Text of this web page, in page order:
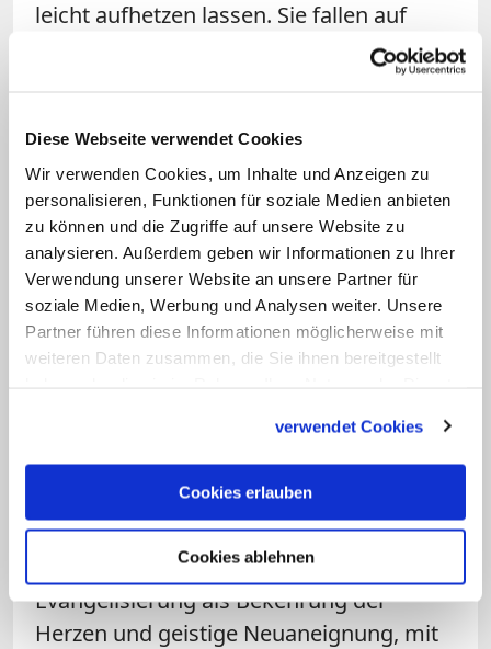
Diese Webseite verwendet Cookies
Wir verwenden Cookies, um Inhalte und Anzeigen zu
personalisieren, Funktionen für soziale Medien anbieten
zu können und die Zugriffe auf unsere Website zu
analysieren. Außerdem geben wir Informationen zu Ihrer
Verwendung unserer Website an unsere Partner für
soziale Medien, Werbung und Analysen weiter. Unsere
Partner führen diese Informationen möglicherweise mit
weiteren Daten zusammen, die Sie ihnen bereitgestellt
verwendet Cookies
Cookies erlauben
Cookies ablehnen
leicht aufhetzen lassen. Sie fallen auf
Verdrehungen und Halbwahrheiten
Gesinnungstüchtigkeit und flottem
Mundwerk aus. Nur so lässt sich der
Milieu-Erfolg von Typen erklären, die
Jesus als "Heuchler", "getünchte Gräber"
und "Schlangenbrut" von sich gewiesen
hätte. Papst Franziskus demaskiert sie in
Evangelii Gaudium(93ff) als narzisstisch,
AfD und dient ihr als christliches
Feigenblatt vor der neuheidnischen
Was wir wirklich brauchen, ist eine Re-
Evangelisierung als Bekehrung der
Herzen und geistige Neuaneignung, mit